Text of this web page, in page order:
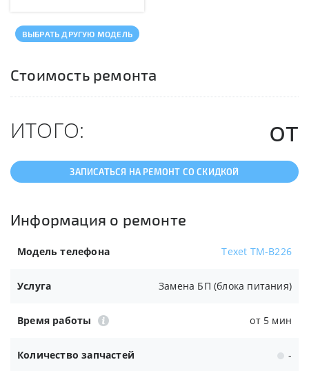
ВЫБРАТЬ ДРУГУЮ МОДЕЛЬ
Стоимость ремонта
ИТОГО: от
ЗАПИСАТЬСЯ НА РЕМОНТ СО СКИДКОЙ
Информация о ремонте
Модель телефона Texet TM-B226
Услуга Замена БП (блока питания)
Время работы от 5 мин
Количество запчастей -